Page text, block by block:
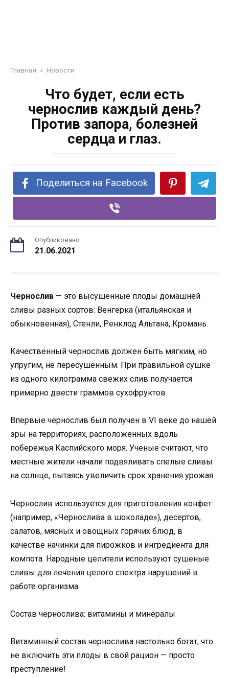
Главная » Новости
Что будет, если есть
чернослив каждый день?
Против запора, болезней
сердца и глаз.
Поделиться на Facebook
Опубликовано
21.06.2021
Чернослив — это высушенные плоды домашней
сливы разных сортов: Венгерка (итальянская и
обыкновенная), Стенли, Ренклод Альтана, Кромань.
Качественный чернослив должен быть мягким, но
упругим, не пересушенным. При правильной сушке
из одного килограмма свежих слив получается
примерно двести граммов сухофруктов.
Впервые чернослив был получен в VI веке до нашей
эры на территориях, расположенных вдоль
побережья Каспийского моря. Ученые считают, что
местные жители начали подвяливать спелые сливы
на солнце, пытаясь увеличить срок хранения урожая.
Чернослив используется для приготовления конфет
(например, «Чернослива в шоколаде»), десертов,
салатов, мясных и овощных горячих блюд, в
качестве начинки для пирожков и ингредиента для
компота. Народные целители используют сушеные
сливы для лечения целого спектра нарушений в
работе организма.
Состав чернослива: витамины и минералы
Витаминный состав чернослива настолько богат, что
не включить эти плоды в свой рацион — просто
преступление!